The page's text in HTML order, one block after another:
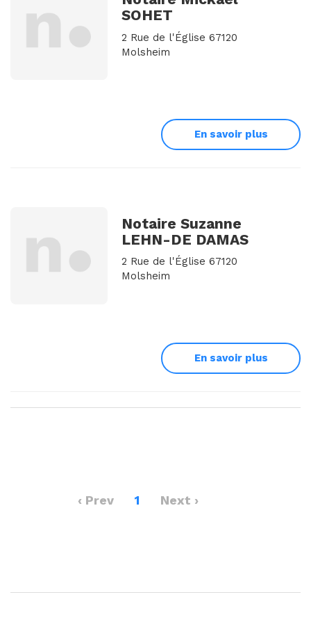
SOHET
2 Rue de l'Église 67120
Molsheim
En savoir plus
Notaire Suzanne
LEHN-DE DAMAS
2 Rue de l'Église 67120
Molsheim
En savoir plus
‹ Prev 1 Next ›